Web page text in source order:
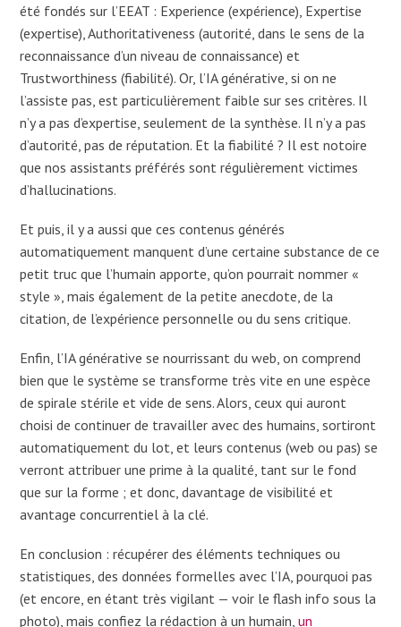
été fondés sur l’EEAT : Experience (expérience), Expertise
(expertise), Authoritativeness (autorité, dans le sens de la
reconnaissance d’un niveau de connaissance) et
Trustworthiness (fiabilité). Or, l’IA générative, si on ne
l’assiste pas, est particulièrement faible sur ses critères. Il
n’y a pas d’expertise, seulement de la synthèse. Il n’y a pas
d’autorité, pas de réputation. Et la fiabilité ? Il est notoire
que nos assistants préférés sont régulièrement victimes
d’hallucinations.
Et puis, il y a aussi que ces contenus générés
automatiquement manquent d’une certaine substance de ce
petit truc que l’humain apporte, qu’on pourrait nommer «
style », mais également de la petite anecdote, de la
citation, de l’expérience personnelle ou du sens critique.
Enfin, l’IA générative se nourrissant du web, on comprend
bien que le système se transforme très vite en une espèce
de spirale stérile et vide de sens. Alors, ceux qui auront
choisi de continuer de travailler avec des humains, sortiront
automatiquement du lot, et leurs contenus (web ou pas) se
verront attribuer une prime à la qualité, tant sur le fond
que sur la forme ; et donc, davantage de visibilité et
avantage concurrentiel à la clé.
En conclusion : récupérer des éléments techniques ou
statistiques, des données formelles avec l’IA, pourquoi pas
(et encore, en étant très vigilant — voir le flash info sous la
photo), mais confiez la rédaction à un humain,un